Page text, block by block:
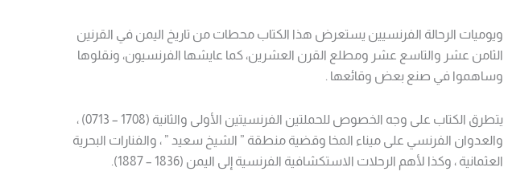
ويوميات الرحالة الفرنسيين يستعرض هذا الكتاب محطات من تاريخ اليمن في القرنين
الثامن عشر والتاسع عشر ومطلع القرن العشرين، كما عايشها الفرنسيون، ونقلوها
وساهموا في صنع بعض وقائعها .
يتطرق الكتاب على وجه الخصوص للحملتين الفرنسيتين الأولى والثانية (1708 – 0713) ،
والعدوان الفرنسي على ميناء المخا وقضية منطقة ” الشيخ سعيد ” ، والفنارات البحرية
العثمانية ، وكذا لأهم الرحلات الاستكشافية الفرنسية إلى اليمن (1836 – 1887).